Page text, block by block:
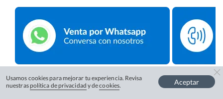
Usamos cookies para mejorar tu experiencia. Revisa
nuestras política de privacidad y decookies. Aceptar